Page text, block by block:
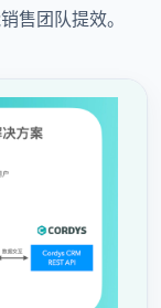
售团队提效。